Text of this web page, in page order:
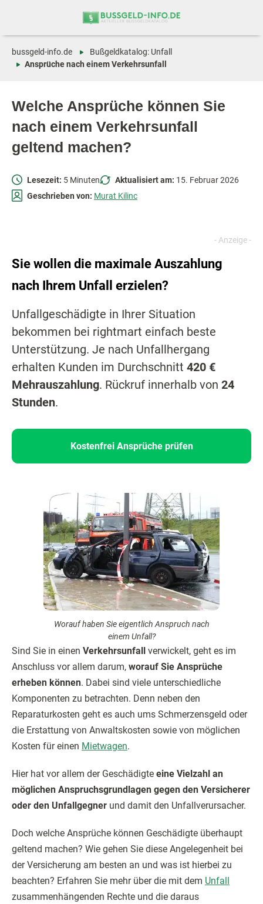
Welche Ansprüche können Sie
nach einem Verkehrsunfall
geltend machen?
bussgeld-info.de
Bußgeldkatalog: Unfall
Ansprüche nach einem Verkehrsunfall
Lesezeit: 5 Minuten Aktualisiert am: 15. Februar 2026
Geschrieben von: Murat Kilinc
Sie wollen die maximale Auszahlung
nach Ihrem Unfall erzielen?
Unfallgeschädigte in Ihrer Situation
bekommen bei rightmart einfach beste
Unterstützung. Je nach Unfallhergang
erhalten Kunden im Durchschnitt 420 €
Mehrauszahlung. Rückruf innerhalb von 24
Stunden.
Kostenfrei Ansprüche prüfen
Worauf haben Sie eigentlich Anspruch nach
einem Unfall?
Sind Sie in einen Verkehrsunfall verwickelt, geht es im
Anschluss vor allem darum, worauf Sie Ansprüche
erheben können. Dabei sind viele unterschiedliche
Komponenten zu betrachten. Denn neben den
Reparaturkosten geht es auch ums Schmerzensgeld oder
die Erstattung von Anwaltskosten sowie von möglichen
Kosten für einen Mietwagen.
Hier hat vor allem der Geschädigte eine Vielzahl an
möglichen Anspruchsgrundlagen gegen den Versicherer
oder den Unfallgegner und damit den Unfallverursacher.
Doch welche Ansprüche können Geschädigte überhaupt
geltend machen? Wie gehen Sie diese Angelegenheit bei
der Versicherung am besten an und was ist hierbei zu
beachten? Erfahren Sie mehr über die mit dem Unfall
zusammenhängenden Rechte und die daraus